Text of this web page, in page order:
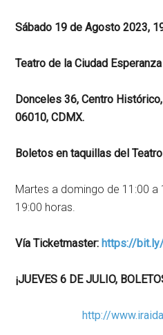
Sábado 19 de Agosto 2023,
Teatro de la Ciudad
Donceles 36, Centro
06010, CDMX.
Boletos en taquillas del
Martes a domingo de 11:00 a
19:00 horas.
Vía Ticketmaster: https://
¡JUEVES 6 DE JULIO,
http://